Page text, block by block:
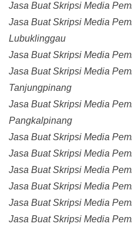
Jasa Buat Skripsi Media
Jasa Buat Skripsi Media
Lubuklinggau
Jasa Buat Skripsi Media
Jasa Buat Skripsi Media
Tanjungpinang
Jasa Buat Skripsi Media
Pangkalpinang
Jasa Buat Skripsi Media
Jasa Buat Skripsi Media
Jasa Buat Skripsi Media
Jasa Buat Skripsi Media
Jasa Buat Skripsi Media
Jasa Buat Skripsi Media